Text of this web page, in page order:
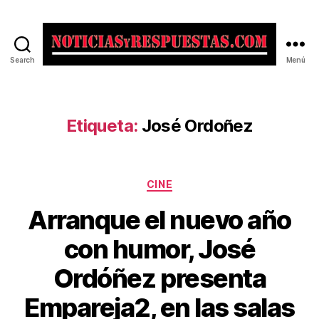
Search Menú
Etiqueta: José Ordoñez
Categorías
CINE
Arranque el nuevo año
con humor, José
Ordóñez presenta
Empareja2, en las salas